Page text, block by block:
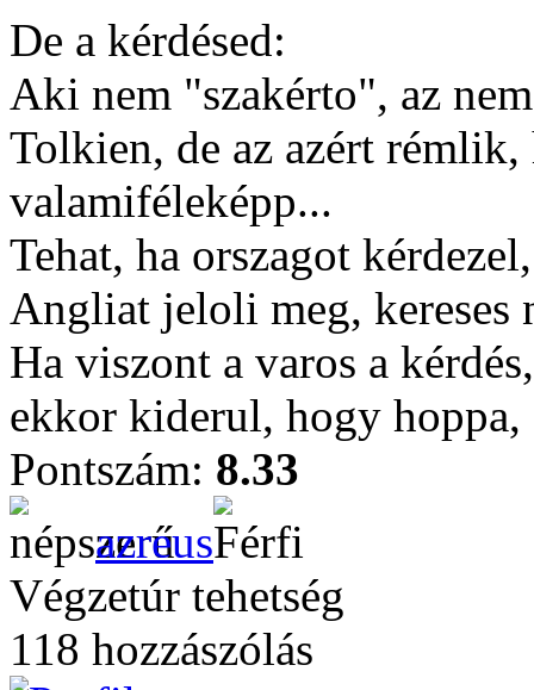
De a kérdésed:
Aki nem "szakérto", az
Tolkien, de az azért
valamiféleképp...
Tehat, ha orszagot
Angliat jeloli meg, kereses
Ha viszont a varos a
ekkor kiderul, hogy hoppa,
Pontszám: 8.33
azreus
Végzetúr tehetség
118 hozzászólás